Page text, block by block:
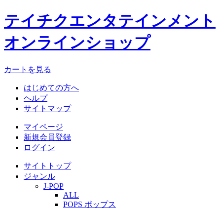
テイチクエンタテインメント
オンラインショップ
カートを見る
はじめての方へ
ヘルプ
サイトマップ
マイページ
新規会員登録
ログイン
サイトトップ
ジャンル
J-POP
ALL
POPS ポップス